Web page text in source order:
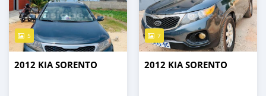
5
2012 KIA SORENTO
7
2012 KIA SORENTO